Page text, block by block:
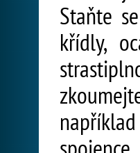
Staňte
křídly,